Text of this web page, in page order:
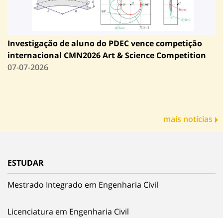
Investigação de aluno do PDEC vence competição
internacional CMN2026 Art & Science Competition
07-07-2026
mais notícias
ESTUDAR
Mestrado Integrado em Engenharia Civil
Licenciatura em Engenharia Civil